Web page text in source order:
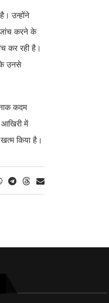
उन्होंने
जांच करने के
कर रही है।
उनसे
कदम
में
किया है।